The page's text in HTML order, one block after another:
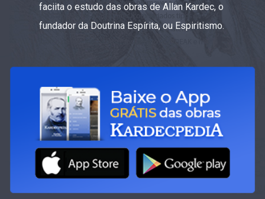
faciita o estudo das obras de Allan Kardec, o
fundador da Doutrina Espírita, ou Espiritismo.